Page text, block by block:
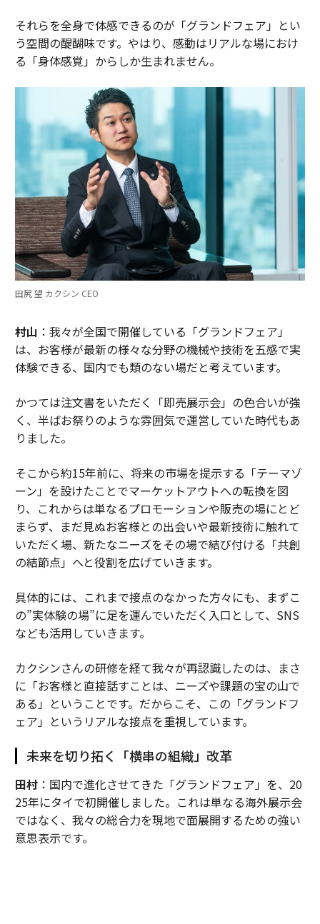
それらを全身で体感できるのが「グランドフェア」とい
う空間の醍醐味です。やはり、感動はリアルな場におけ
る「身体感覚」からしか生まれません。
田尻 望 カクシン CEO
村山 ：我々が全国で開催している「グランドフェア」
は、お客様が最新の様々な分野の機械や技術を五感で実
体験できる、国内でも類のない場だと考えています。
かつては注文書をいただく「即売展示会」の色合いが強
く、半ばお祭りのような雰囲気で運営していた時代もあ
りました。
そこから約15年前に、将来の市場を提示する「テーマゾ
ーン」を設けたことでマーケットアウトへの転換を図
り、これからは単なるプロモーションや販売の場にとど
まらず、まだ見ぬお客様との出会いや最新技術に触れて
いただく場、新たなニーズをその場で結び付ける「共創
の結節点」へと役割を広げていきます。
具体的には、これまで接点のなかった方々にも、まずこ
の”実体験の場”に足を運んでいただく入口として、SNS
なども活用していきます。
カクシンさんの研修を経て我々が再認識したのは、まさ
に「お客様と直接話すことは、ニーズや課題の宝の山で
ある」ということです。だからこそ、この「グランドフ
ェア」というリアルな接点を重視しています。
未来を切り拓く「横串の組織」改革
田村：国内で進化させてきた「グランドフェア」を、20
25年にタイで初開催しました。これは単なる海外展示会
ではなく、我々の総合力を現地で面展開するための強い
意思表示です。